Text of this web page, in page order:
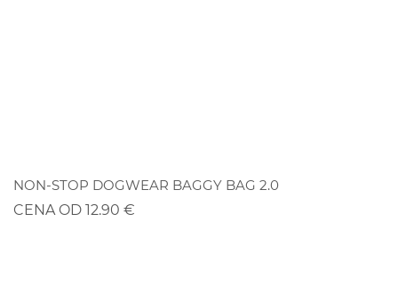
NON-STOP DOGWEAR BAGGY BAG 2.0
CENA OD 12.90 €